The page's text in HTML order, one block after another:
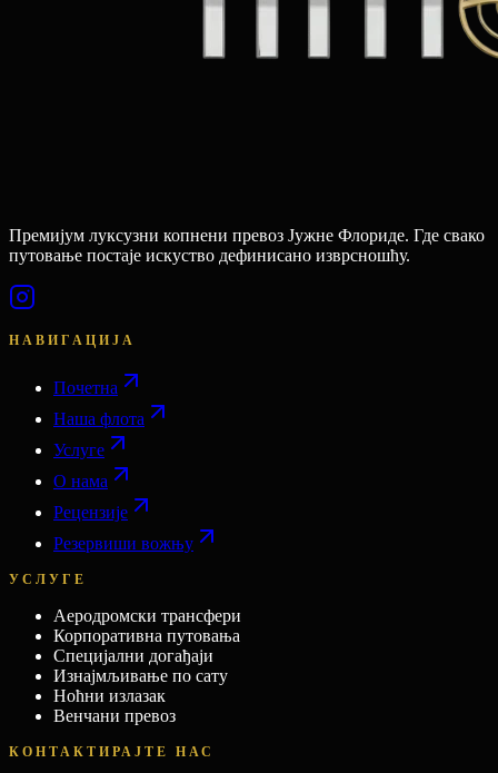
Премијум луксузни копнени превоз Јужне Флориде. Где свако
путовање постаје искуство дефинисано изврсношћу.
НАВИГАЦИЈА
Почетна
Наша флота
Услуге
О нама
Рецензије
Резервиши вожњу
УСЛУГЕ
Аеродромски трансфери
Корпоративна путовања
Специјални догађаји
Изнајмљивање по сату
Ноћни излазак
Венчани превоз
КОНТАКТИРАЈТЕ НАС